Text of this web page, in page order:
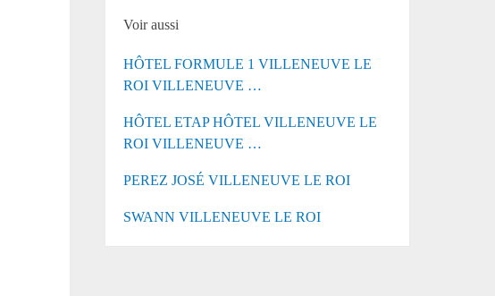
Voir aussi
HÔTEL FORMULE 1 VILLENEUVE LE
ROI VILLENEUVE …
HÔTEL ETAP HÔTEL VILLENEUVE LE
ROI VILLENEUVE …
PEREZ JOSÉ VILLENEUVE LE ROI
SWANN VILLENEUVE LE ROI